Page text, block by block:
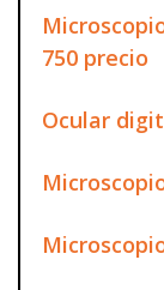
750 precio
Ocular